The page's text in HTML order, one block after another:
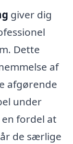
giver dig
Dette
af
afgørende
under
fordel at
de særlige